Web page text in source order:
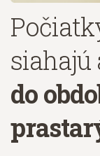
siahajú
do